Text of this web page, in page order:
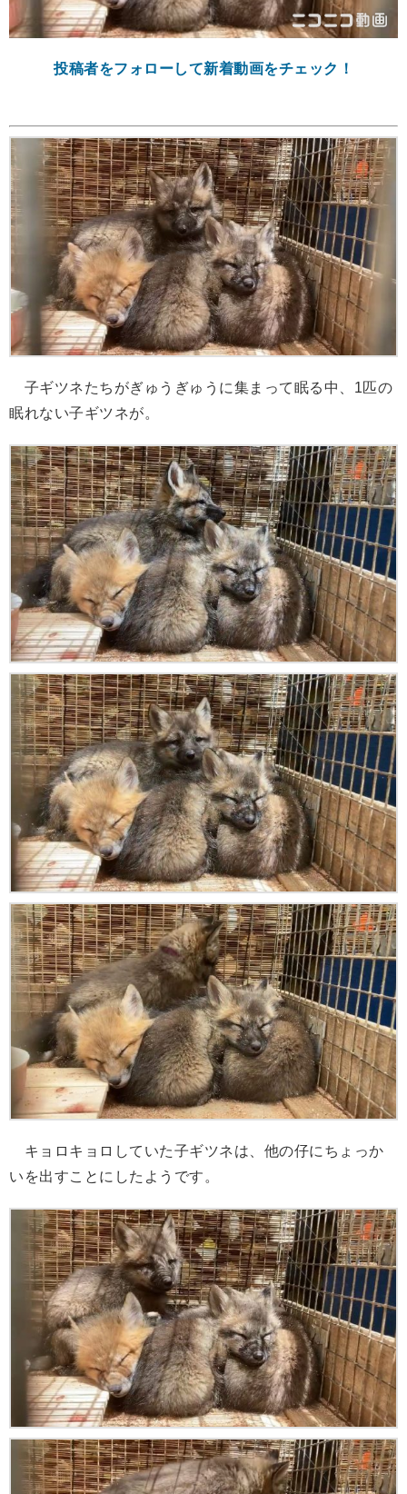
投稿者をフォローして新着動画をチェック！
子ギツネたちがぎゅうぎゅうに集まって眠る中、1匹の
眠れない子ギツネが。
キョロキョロしていた子ギツネは、他の仔にちょっか
いを出すことにしたようです。